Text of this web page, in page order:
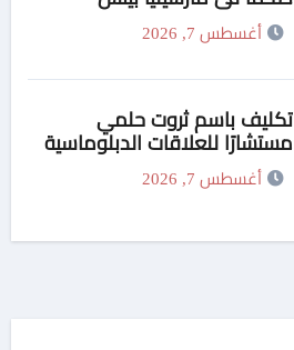
بالساحل الشمالي الاحد
أغسطس 7, 2026
تكليف باسم ثروت حلمي
مستشارًا للعلاقات الدبلوماسية
وعضوًا بالهيئة الاستشارية العليا
لمنظمة «جاد جمينت يوإن»
أغسطس 7, 2026